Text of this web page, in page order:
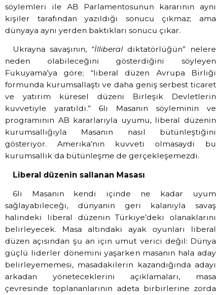
söylemleri ile AB Parlamentosunun kararının aynı
kişiler tarafından yazıldığı sonucu çıkmaz; ama
dünyaya aynı yerden baktıkları sonucu çıkar.
Ukrayna savaşının, “İlliberaldiktatörlüğün” nelere
neden olabileceğini gösterdiğini söyleyen
Fukuyama’ya göre; “liberal düzen Avrupa Birliği
formunda kurumsallaştı ve daha geniş serbest ticaret
ve yatırım küresel düzeni Birleşik Devletlerin
kuvvetiyle yaratıldı.” 6lı Masanın söyleminin ve
programının AB kararlarıyla uyumu, liberal düzenin
kurumsallığıyla Masanın nasıl bütünleştiğini
gösteriyor. Amerika’nın kuvveti olmasaydı bu
kurumsallık da bütünleşme de gerçekleşemezdi.
Liberal düzenin sallanan Masası
6lı Masanın kendi içinde ne kadar uyum
sağlayabileceği, dünyanın geri kalanıyla savaş
halindeki liberal düzenin Türkiye’deki olanaklarını
belirleyecek. Masa altındaki ayak oyunları liberal
düzen açısından şu an için umut verici değil: Dünya
güçlü liderler dönemini yaşarken masanın hala aday
belirleyememesi, masadakilerin kazandığında adayı
arkadan yöneteceklerini açıklamaları, masa
çevresinde toplananlarının adeta birbirlerine zorda